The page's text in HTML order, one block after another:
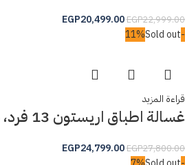
EGP22,999.00
EGP20,499.00
-11%
Sold out
قراءة المزيد
غسالة اطباق اريستون 13 فرد، 5 برامج، 60 سم، فضي – DFN436X
EGP27,800.00
EGP24,799.00